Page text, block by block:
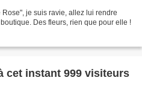
je suis ravie, allez lui rendre
Des fleurs, rien que pour elle !